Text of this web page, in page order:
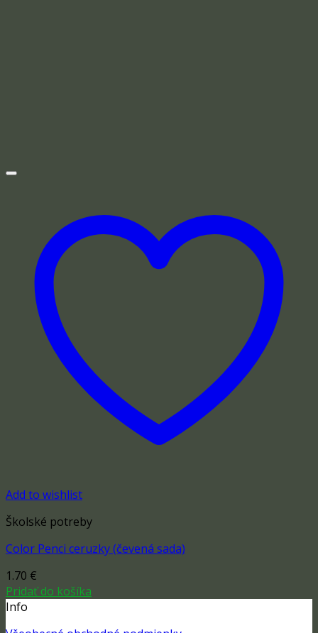
Add to wishlist
Školské potreby
Color Penci ceruzky (čevená sada)
1.70 €
Pridať do košíka
Info